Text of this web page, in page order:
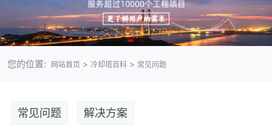
您的位置: 网站首页 > 冷却塔百科> 常见问题
常见问题 解决方案